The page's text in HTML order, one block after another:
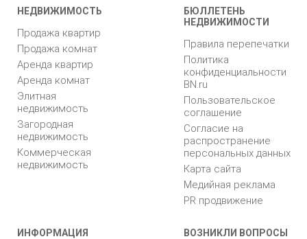
НЕДВИЖИМОСТЬ
Продажа квартир
Продажа комнат
Аренда квартир
Аренда комнат
Элитная
недвижимость
Загородная
недвижимость
Коммерческая
недвижимость
БЮЛЛЕТЕНЬ
НЕДВИЖИМОСТИ
Правила перепечатки
Политика
конфиденциальности
BN.ru
Пользовательское
соглашение
Согласие на
распространение
персональных данных
Карта сайта
Медийная реклама
PR продвижение
ИНФОРМАЦИЯ ВОЗНИКЛИ ВОПРОСЫ